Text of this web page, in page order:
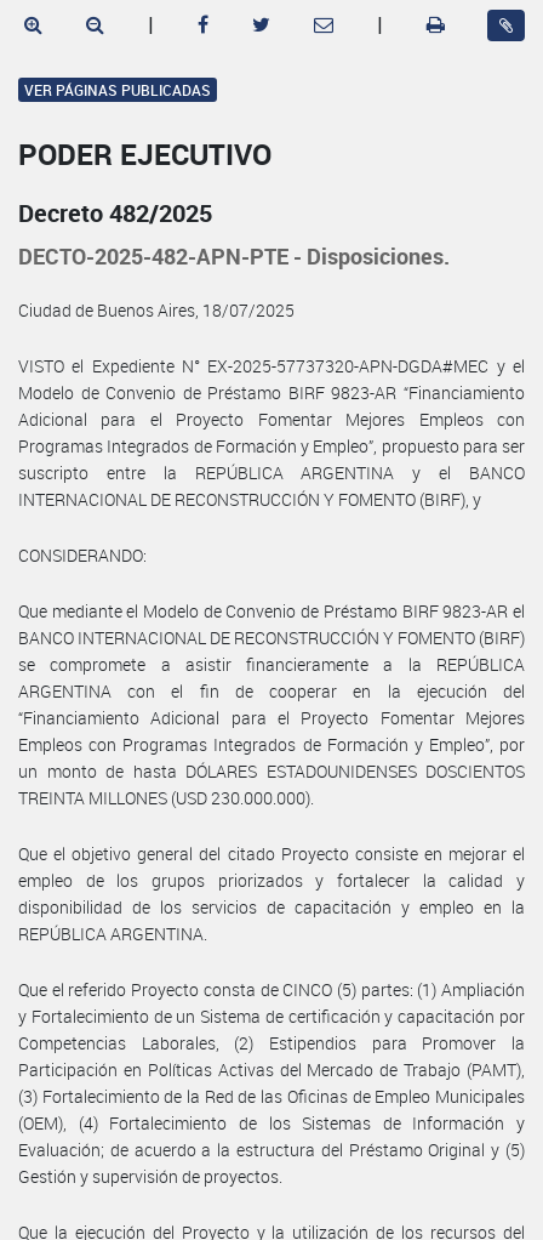
| |
VER PÁGINAS PUBLICADAS
PODER EJECUTIVO
Decreto 482/2025
DECTO-2025-482-APN-PTE - Disposiciones.
Ciudad de Buenos Aires, 18/07/2025
VISTO el Expediente N° EX-2025-57737320-APN-DGDA#MEC y el
Modelo de Convenio de Préstamo BIRF 9823-AR “Financiamiento
Adicional para el Proyecto Fomentar Mejores Empleos con
Programas Integrados de Formación y Empleo”, propuesto para ser
suscripto entre la REPÚBLICA ARGENTINA y el BANCO
INTERNACIONAL DE RECONSTRUCCIÓN Y FOMENTO (BIRF), y
CONSIDERANDO:
Que mediante el Modelo de Convenio de Préstamo BIRF 9823-AR el
BANCO INTERNACIONAL DE RECONSTRUCCIÓN Y FOMENTO (BIRF)
se compromete a asistir financieramente a la REPÚBLICA
ARGENTINA con el fin de cooperar en la ejecución del
“Financiamiento Adicional para el Proyecto Fomentar Mejores
Empleos con Programas Integrados de Formación y Empleo”, por
un monto de hasta DÓLARES ESTADOUNIDENSES DOSCIENTOS
TREINTA MILLONES (USD 230.000.000).
Que el objetivo general del citado Proyecto consiste en mejorar el
empleo de los grupos priorizados y fortalecer la calidad y
disponibilidad de los servicios de capacitación y empleo en la
REPÚBLICA ARGENTINA.
Que el referido Proyecto consta de CINCO (5) partes: (1) Ampliación
y Fortalecimiento de un Sistema de certificación y capacitación por
Competencias Laborales, (2) Estipendios para Promover la
Participación en Políticas Activas del Mercado de Trabajo (PAMT),
(3) Fortalecimiento de la Red de las Oficinas de Empleo Municipales
(OEM), (4) Fortalecimiento de los Sistemas de Información y
Evaluación; de acuerdo a la estructura del Préstamo Original y (5)
Gestión y supervisión de proyectos.
Que la ejecución del Proyecto y la utilización de los recursos del